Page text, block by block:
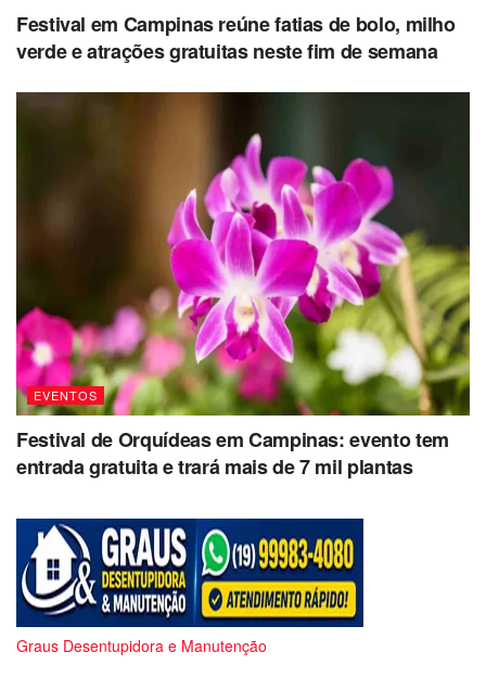
Festival em Campinas reúne fatias de bolo, milho
verde e atrações gratuitas neste fim de semana
EVENTOS
Festival de Orquídeas em Campinas: evento tem
entrada gratuita e trará mais de 7 mil plantas
Graus Desentupidora e Manutenção